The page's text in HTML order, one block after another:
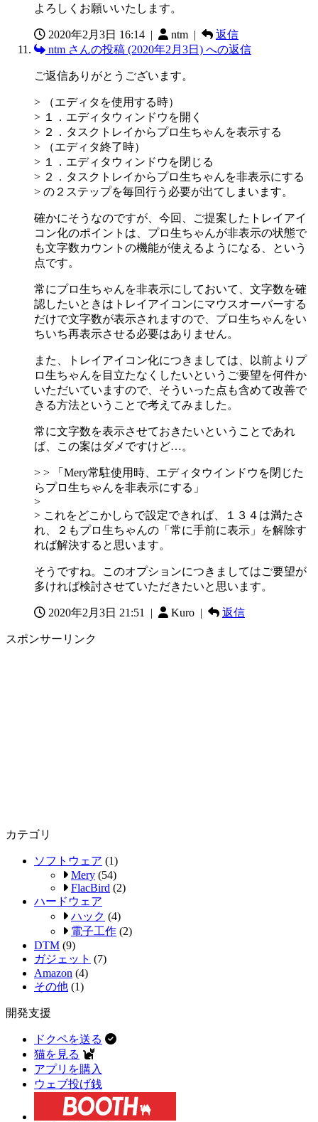
よろしくお願いいたします。
2020年2月3日 16:14 | ntm |
返信
ntm さんの投稿 (2020年2月3日) への返信
ご返信ありがとうございます。
> （エディタを使用する時）
> １．エディタウィンドウを開く
> ２．タスクトレイからプロ生ちゃんを表示する
> （エディタ終了時）
> １．エディタウィンドウを閉じる
> ２．タスクトレイからプロ生ちゃんを非表示にする
> の２ステップを毎回行う必要が出てしまいます。
確かにそうなのですが、今回、ご提案したトレイアイ
コン化のポイントは、プロ生ちゃんが非表示の状態で
も文字数カウントの機能が使えるようになる、という
点です。
常にプロ生ちゃんを非表示にしておいて、文字数を確
認したいときはトレイアイコンにマウスオーバーする
だけで文字数が表示されますので、プロ生ちゃんをい
ちいち再表示させる必要はありません。
また、トレイアイコン化につきましては、以前よりプ
ロ生ちゃんを目立たなくしたいというご要望を何件か
いただいていますので、そういった点も含めて改善で
きる方法ということで考えてみました。
常に文字数を表示させておきたいということであれ
ば、この案はダメですけど…。
> > 「Mery常駐使用時、エディタウインドウを閉じた
らプロ生ちゃんを非表示にする」
>
> これをどこかしらで設定できれば、１３４は満たさ
れ、２もプロ生ちゃんの「常に手前に表示」を解除す
れば解決すると思います。
そうですね。このオプションにつきましてはご要望が
多ければ検討させていただきたいと思います。
2020年2月3日 21:51 | Kuro | 返信
スポンサーリンク
カテゴリ
ソフトウェア (1)
Mery (54)
FlacBird (2)
ハードウェア
ハック (4)
電子工作 (2)
DTM (9)
ガジェット (7)
Amazon (4)
その他 (1)
開発支援
ドクペを送る
猫を見る
アプリを購入
ウェブ投げ銭